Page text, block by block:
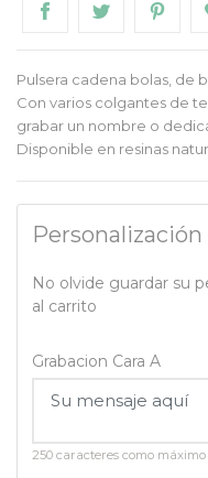
Pulsera cadena bolas, de
Con varios colgantes de
grabar un nombre o
Disponible en resinas
No olvide guardar su
al carrito
Grabacion Cara A
250 caracteres como máximo